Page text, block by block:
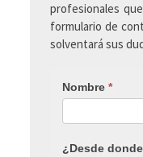
profesionales
formulario de
solventará sus
Nombre*
¿Desde